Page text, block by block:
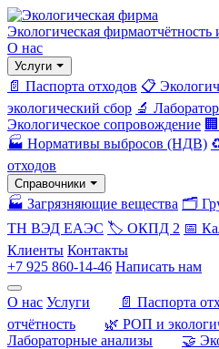
Экологическая фирмаотчётность
О нас
Услуги
📄 Паспорта отходов 📋
экологический сбор 🔬
Экологическое сопровождение
🏭 Нормативы выбросов (НДВ)
отходов
Справочники
🏭 Загрязняющие вещества 🗂️
ТН ВЭД ЕАЭС 🏷️ ОКПД 2 📅
Клиенты Контакты
+7 925 860-14-46 Написать нам
О нас Услуги 📄 Паспорта
отчётность
🌿 РОП и
Лабораторные анализы
🤝